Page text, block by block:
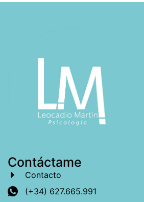
Contáctame
Contacto
(+34) 627.665.991